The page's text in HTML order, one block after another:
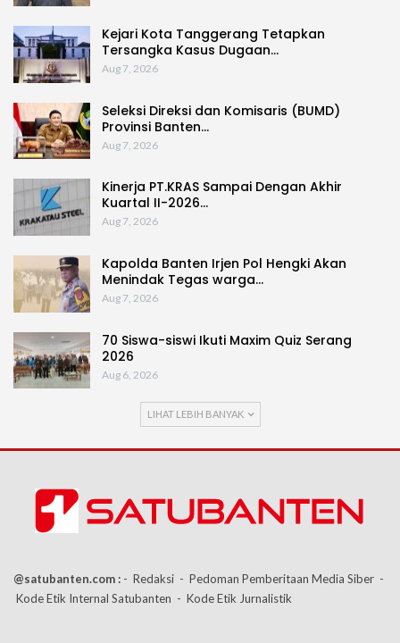
Kejari Kota Tanggerang Tetapkan
Tersangka Kasus Dugaan…
Aug 7, 2026
Seleksi Direksi dan Komisaris (BUMD)
Provinsi Banten…
Aug 7, 2026
Kinerja PT.KRAS Sampai Dengan Akhir
Kuartal II-2026…
Aug 7, 2026
Kapolda Banten Irjen Pol Hengki Akan
Menindak Tegas warga…
Aug 7, 2026
70 Siswa-siswi Ikuti Maxim Quiz Serang
2026
Aug 6, 2026
LIHAT LEBIH BANYAK
@satubanten.com : - Redaksi - Pedoman Pemberitaan Media Siber -
Kode Etik Internal Satubanten - Kode Etik Jurnalistik